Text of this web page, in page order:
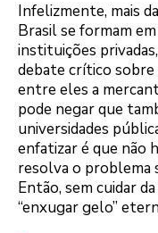
Infelizmente, mais
Brasil se formam
instituições
debate crítico sobre
entre eles a
pode negar que
universidades
enfatizar é que não
resolva o problema
Então, sem cuidar
“enxugar gelo”